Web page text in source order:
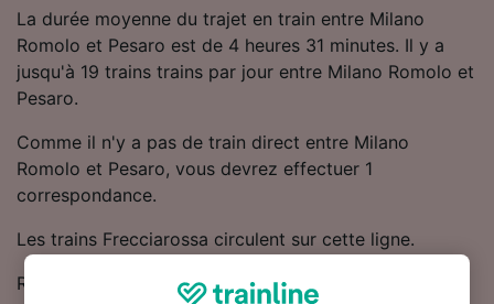
La durée moyenne du trajet en train entre Milano
Romolo et Pesaro est de 4 heures 31 minutes. Il y a
jusqu'à 19 trains trains par jour entre Milano Romolo et
Pesaro.
Comme il n'y a pas de train direct entre Milano
Romolo et Pesaro, vous devrez effectuer 1
correspondance.
Les trains Frecciarossa circulent sur cette ligne.
Réserver son billet de train à l'avance permet